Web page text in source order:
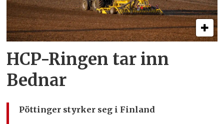
HCP-Ringen tar inn
Bednar
Pöttinger styrker seg i Finland